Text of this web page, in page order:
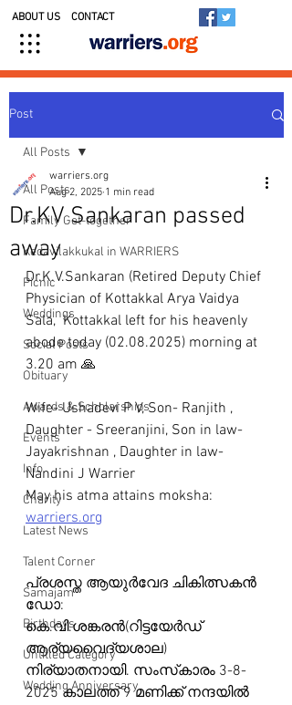
ABOUT US CONTACT
Post
All Posts
Family Get-together
Kedavilakkukal in WARRIERS
Picnic
Weddings
Social Posts
Obituary
Awards & Scholarships
Events
Info
Charity
Latest News
Talent Corner
Samajam
Birthdays
Untitled Category
Wedding Anniversary
All Posts
Dr.KV Sankaran passed
away
warriers.org
Aug 2, 2025 1 min read
Dr.K.V.Sankaran (Retired Deputy Chief
Physician of Kottakkal Arya Vaidya
Sala,  Kottakkal left for his heavenly
abode today (02.08.2025) morning at
3.20 am 🙏
Wife- Ushadevi P V, Son- Ranjith ,
Daughter - Sreeranjini, Son in law-
Jayakrishnan , Daughter in law-
Nandini J Warrier
May his atma attains moksha:
warriers.org
പ്രശസ്ത‌ ആയുർവേദ ചികിത്സകൻ
ഡോ:
കെ.വി.ശങ്കരൻ(റിട്ടയേർഡ്
ആര്യവൈദ്യശാല)
നിര്യാതനായി. സംസ്‌കാരം 3-8-
2025 കാലത്ത് 9 മണിക്ക് നന്ദയിൽ